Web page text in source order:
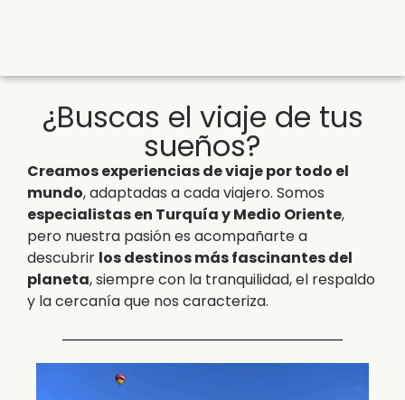
¿Buscas el viaje de tus
sueños?
Creamos experiencias de viaje por todo el
mundo, adaptadas a cada viajero. Somos
especialistas en Turquía y Medio Oriente,
pero nuestra pasión es acompañarte a
descubrir los destinos más fascinantes del
planeta, siempre con la tranquilidad, el respaldo
y la cercanía que nos caracteriza.